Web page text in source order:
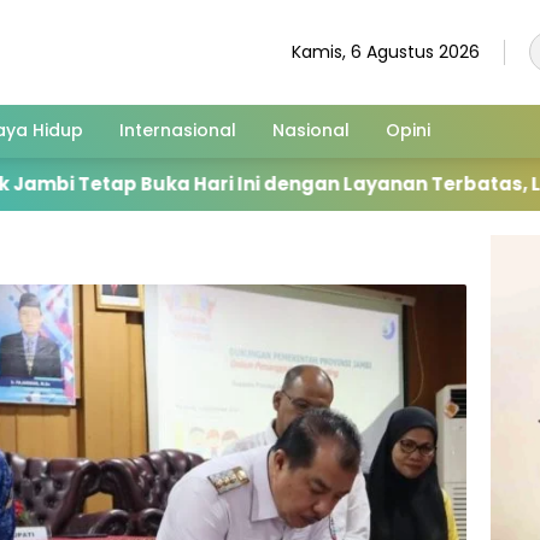
Kamis, 6 Agustus 2026
Hidup Internasional Nasional Opini
Ini dengan Layanan Terbatas, Layani Penggantian